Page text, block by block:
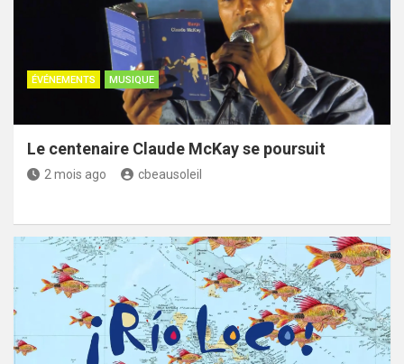
ÉVÉNEMENTS MUSIQUE
Le centenaire Claude McKay se poursuit
2 mois ago cbeausoleil